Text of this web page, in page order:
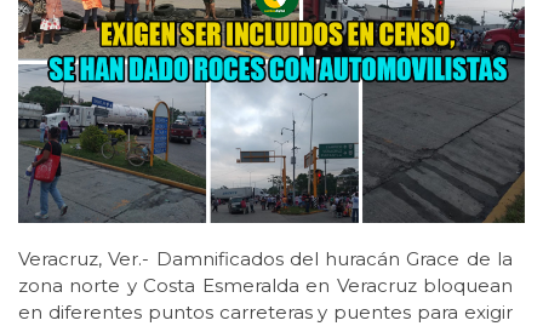
Veracruz, Ver.- Damnificados del huracán Grace de la
zona norte y Costa Esmeralda en Veracruz bloquean
en diferentes puntos carreteras y puentes para exigir